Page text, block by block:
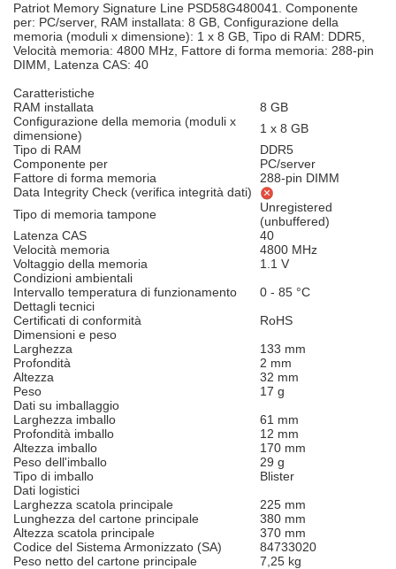
Patriot Memory Signature Line PSD58G480041. Componente
per: PC/server, RAM installata: 8 GB, Configurazione della
memoria (moduli x dimensione): 1 x 8 GB, Tipo di RAM: DDR5,
Velocità memoria: 4800 MHz, Fattore di forma memoria: 288-pin
DIMM, Latenza CAS: 40
Caratteristiche
RAM installata
8 GB
Configurazione della memoria (moduli x
dimensione)
1 x 8 GB
Tipo di RAM
DDR5
Componente per
PC/server
Fattore di forma memoria
288-pin DIMM
Data Integrity Check (verifica integrità dati)
Tipo di memoria tampone
Unregistered
(unbuffered)
Latenza CAS
40
Velocità memoria
4800 MHz
Voltaggio della memoria
1.1 V
Condizioni ambientali
Intervallo temperatura di funzionamento
0 - 85 °C
Dettagli tecnici
Certificati di conformità
RoHS
Dimensioni e peso
Larghezza
133 mm
Profondità
2 mm
Altezza
32 mm
Peso
17 g
Dati su imballaggio
Larghezza imballo
61 mm
Profondità imballo
12 mm
Altezza imballo
170 mm
Peso dell'imballo
29 g
Tipo di imballo
Blister
Dati logistici
Larghezza scatola principale
225 mm
Lunghezza del cartone principale
380 mm
Altezza scatola principale
370 mm
Codice del Sistema Armonizzato (SA)
84733020
Peso netto del cartone principale
7,25 kg